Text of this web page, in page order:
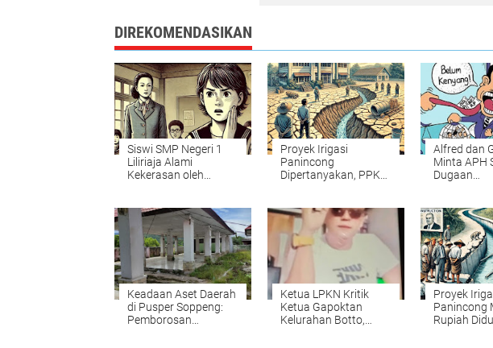
DIREKOMENDASIKAN
Siswi SMP Negeri 1
Liliriaja Alami
Kekerasan oleh
Proyek Irigasi
Panincong
Dipertanyakan, PPK
Alfred dan
Minta APH
Dugaan
Keadaan Aset Daerah
di Pusper Soppeng:
Pemborosan
Ketua LPKN Kritik
Ketua Gapoktan
Kelurahan Botto,
Proyek
Panincong
Rupiah